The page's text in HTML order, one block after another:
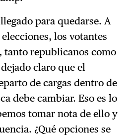
para quedarse. A
los votantes
tanto republicanos como
claro que el
de cargas dentro de
debe cambiar. Eso es lo
tomar nota de ello y
¿Qué opciones se